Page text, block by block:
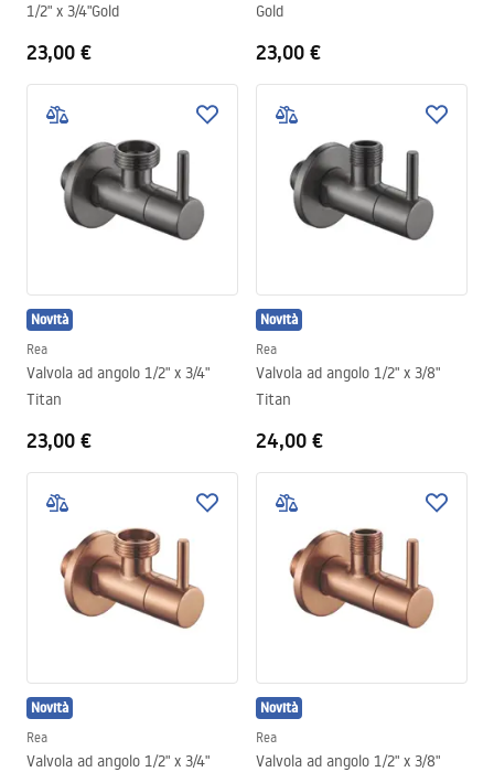
1/2" x 3/4"Gold
23,00 €
Gold
23,00 €
Novità
Rea
Valvola ad angolo 1/2" x 3/4"
Titan
23,00 €
Novità
Rea
Valvola ad angolo 1/2" x 3/8"
Titan
24,00 €
Novità
Rea
Valvola ad angolo 1/2" x 3/4"
Novità
Rea
Valvola ad angolo 1/2" x 3/8"